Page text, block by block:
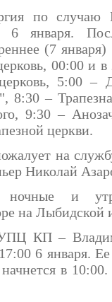
по случаю
6 января.
(7
00:00
5:00
8:30 –
9:30 –
церкви.
на
Николай
ночные и
на
КП –
6 января.
в